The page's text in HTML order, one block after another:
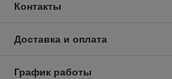
Контакты
Доставка и оплата
График работы